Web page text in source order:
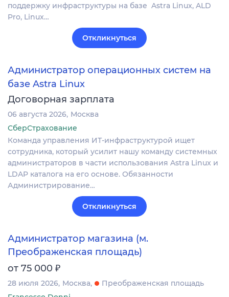
поддержку инфраструктуры на базе Astra Linux, ALD
Pro, Linux…
Откликнуться
Администратор операционных систем на
базе Astra Linux
Договорная зарплата
06 августа 2026 Москва
СберСтрахование
Команда управления ИТ-инфраструктурой ищет
сотрудника, который усилит нашу команду системных
администраторов в части использования Astra Linux и
LDAP каталога на его основе. Обязанности
Администрирование…
Откликнуться
Администратор магазина (м.
Преображенская площадь)
от 75 000 ₽
28 июля 2026 Москва
Преображенская площадь